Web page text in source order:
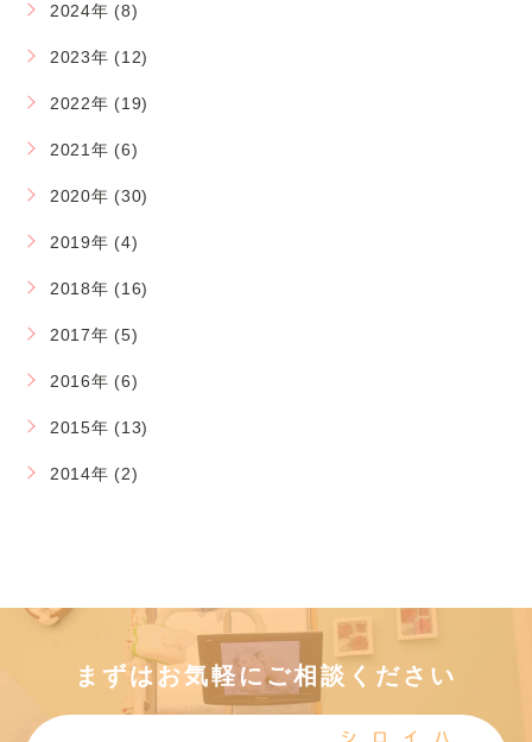
2024年 (8)
2023年 (12)
2022年 (19)
2021年 (6)
2020年 (30)
2019年 (4)
2018年 (16)
2017年 (5)
2016年 (6)
2015年 (13)
2014年 (2)
まずはお気軽にご相談ください